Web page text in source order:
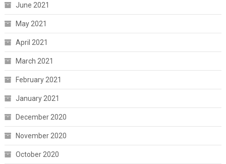
June 2021
May 2021
April 2021
March 2021
February 2021
January 2021
December 2020
November 2020
October 2020